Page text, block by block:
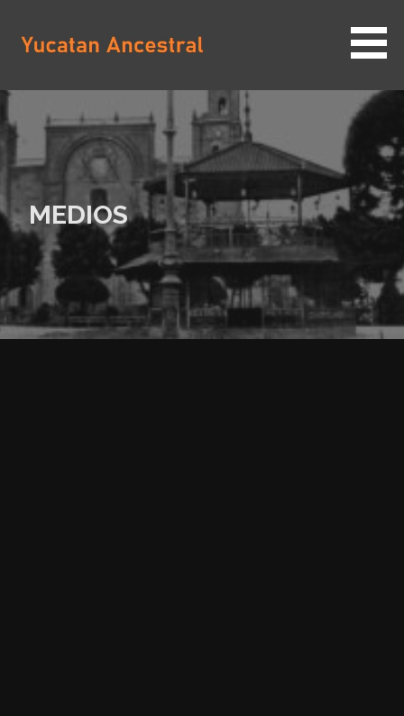
contenido
YUCATAN ANCESTRAL
MEDIOS